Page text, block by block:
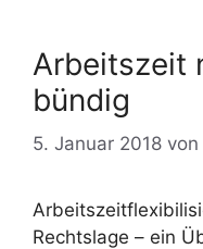
Arbeitszeit
bündig
5. Januar 2018 von
Rechtslage – ein